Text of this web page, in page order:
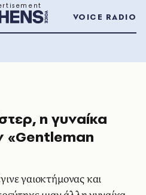
VOICE RADIO
η γυναίκα
«Gentleman
γαιοκτήμονας και